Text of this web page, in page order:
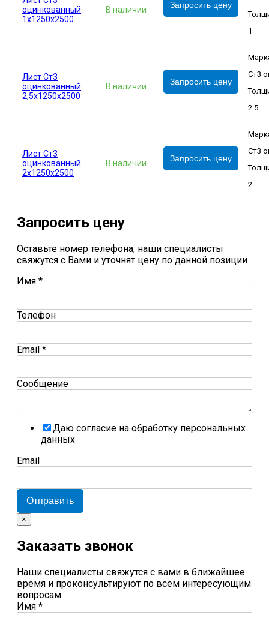
оцинкованный
1х1250х2500
В наличии Запросить цену
1
Лист Ст3
оцинкованный
2,5х1250х2500
В наличии Запросить цену
Ст3
2.5
Лист Ст3
оцинкованный
2х1250х2500
В наличии Запросить цену
Ст3
2
Запросить цену
Оставьте номер телефона, наши специалисты
свяжутся с Вами и уточнят цену по данной позиции
Имя *
Телефон
Email *
Сообщение
Даю согласие на обработку персональных
данных
Email
Отправить
×
Заказать звонок
Наши специалисты свяжутся с вами в ближайшее
время и проконсультируют по всем интересующим
вопросам
Имя *